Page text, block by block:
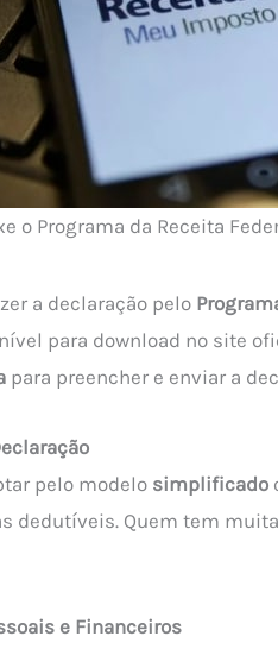
o Programa da Receita
a declaração pelo
para download no site
para preencher e enviar a
pelo modelo simplificado
dedutíveis. Quem tem
e Financeiros